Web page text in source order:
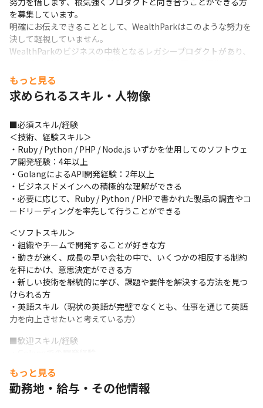
を募集しています。
明確にお伝えできることとして、WealthParkはこのような努力を
決して軽視していません。
WealthParkのビジネスの中核となるレガシープロダクトがあり、
いることを知っているからです。
2) 常に新しい技術を学び(e.g golang)、課題や要件を解決する方
一方、WealthParkでは、事業の拡大とミッションの実現のため
に、レガシーからモダンへとアーキテクチャを再構築していきた
いと考えています。
既存のプロダクトを理解しつつも、新しいアーキテクチャに貢献
するために、常に新しい技術を学び、課題や要件を解決する方法
を見つけてくれる方を期待しています。
プログラミング言語は、主にgolangを使用する予定です。
WealthParkは非常にフラットな組織・チームです。そのため、ア
上記2つの期待を実現できる方、または魅力を感じて頂ける方は、
弊社のアーキテクチャ改善に是非携わっていただきたいです。
■やっていただきたいこと
・WealthParkのVisionやMissionを実現する為の戦略を考え、チ
ームで実現に取り組むこと
・プロダクトマネージャー、デザイナー、バックエンド、フロン
トエンドエンジニアとのブレインストーミングやDesign Sprint、
Event Stormingを行い、新しい機能やアーキテクチャを構築する
と改善をおこなうこと
・Goやnode.jsなどを用いた新しいAPIを開発し、アーキテクチャ
もっと見る
求められるスキル・人物像
■必須スキル/経験
＜技術、経験スキル＞
・Ruby / Python / PHP / Node.js いずかを使用してのソフトウェ
ア開発経験：4年以上
・GolangによるAPI開発経験：2年以上
・ビジネスドメインへの積極的な理解ができる
・必要に応じて、Ruby / Python / PHPで書かれた製品の調査やコ
ードリーディングを率先して行うことができる
＜ソフトスキル＞
・組織やチームで開発することが好きな方
・動きが速く、成長の早い会社の中で、いくつかの相反する制約
を秤にかけ、意思決定ができる方
・新しい技術を継続的に学び、課題や要件を解決する方法を見つ
けられる方
・英語スキル（現状の英語が完璧でなくとも、仕事を通じて英語
力を向上させたいと考えている方）
■歓迎スキル/経験
・AWSを中心とした各種クラウドインフラの運用・保守経験
・コンテナ、Docker、Kubernetesなどのオーケストレーション
もっと見る
勤務地・給与・その他情報